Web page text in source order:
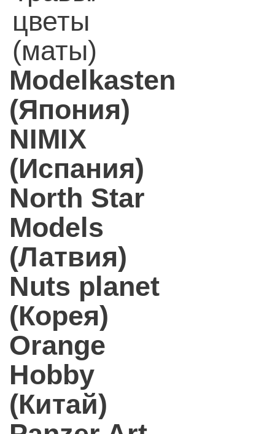
цветы
(маты)
Modelkasten
(Япония)
NIMIX
(Испания)
North Star
Models
(Латвия)
Nuts planet
(Корея)
Orange
Hobby
(Китай)